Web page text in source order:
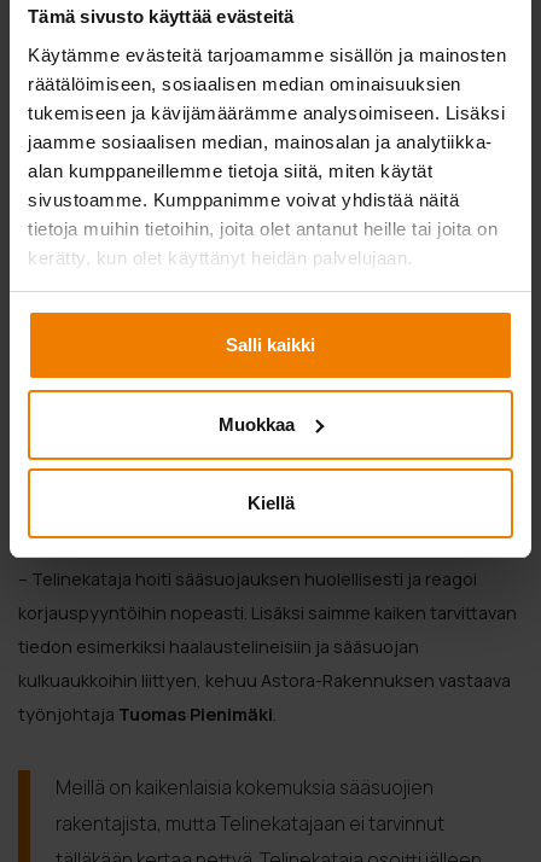
Tämä sivusto käyttää evästeitä
Käytämme evästeitä tarjoamamme sisällön ja mainosten
räätälöimiseen, sosiaalisen median ominaisuuksien
tukemiseen ja kävijämäärämme analysoimiseen. Lisäksi
jaamme sosiaalisen median, mainosalan ja analytiikka-
alan kumppaneillemme tietoja siitä, miten käytät
sivustoamme. Kumppanimme voivat yhdistää näitä
tietoja muihin tietoihin, joita olet antanut heille tai joita on
kerätty, kun olet käyttänyt heidän palvelujaan.
Salli kaikki
Muokkaa
Kiellä
Ison sääsuojan asentamisessa tilaa tarvitaan enemmän myös kalustolle.
Vähärauman monitoimitalon työmaan aidatulla tontilla ja ahtailla kulkureiteille
”Telinekatajaan ei tarvinnut tälläkään kertaa
pettyä”
Pienistä haasteista huolimatta Astora-Rakennus ja
Telinekataja pystyivät työskentelemään monitoimitalon
työmaalla yhtäaikaisesti ilman, että kummankaan työ
keskeytyi. Molemmat osapuolet muistelevat hyvillä mielin
puolentoista kuukauden tiiviistä yhteistyötä ja odottavat
– Telinekataja hoiti sääsuojauksen huolellisesti ja reagoi
korjauspyyntöihin nopeasti. Lisäksi saimme kaiken tarvittavan
tiedon esimerkiksi haalaustelineisiin ja sääsuojan
kulkuaukkoihin liittyen, kehuu Astora-Rakennuksen vastaava
työnjohtaja Tuomas Pienimäki.
Meillä on kaikenlaisia kokemuksia sääsuojien
rakentajista, mutta Telinekatajaan ei tarvinnut